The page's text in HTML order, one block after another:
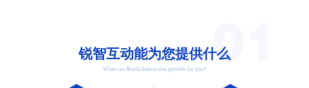
锐智互动能为您提供什么